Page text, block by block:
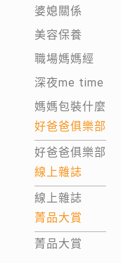
婆媳關係
美容保養
職場媽媽經
深夜me time
媽媽包裝什麼
好爸爸俱樂部
好爸爸俱樂部
線上雜誌
線上雜誌
菁品大賞
菁品大賞